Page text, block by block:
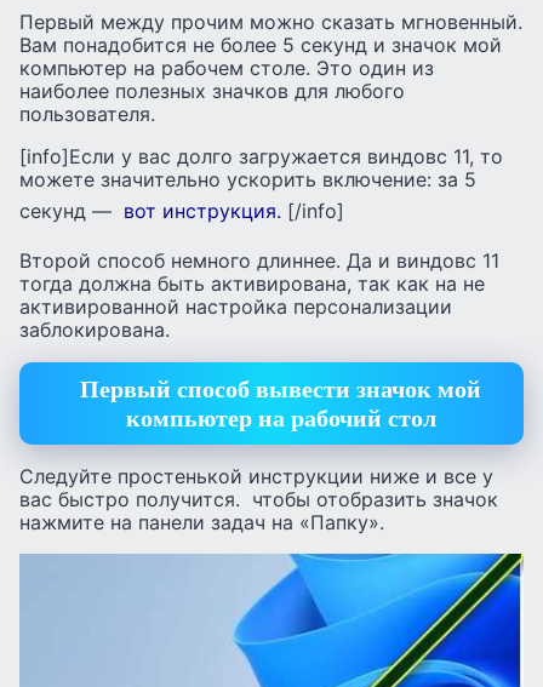
Первый между прочим можно сказать мгновенный.
Вам понадобится не более 5 секунд и значок мой
компьютер на рабочем столе. Это один из
наиболее полезных значков для любого
пользователя.
[info]Если у вас долго загружается виндовс 11, то
можете значительно ускорить включение: за 5
секунд — вот инструкция. [/info]
Второй способ немного длиннее. Да и виндовс 11
тогда должна быть активирована, так как на не
активированной настройка персонализации
заблокирована.
Первый способ вывести значок мой
компьютер на рабочий стол
Следуйте простенькой инструкции ниже и все у
вас быстро получится. чтобы отобразить значок
нажмите на панели задач на «Папку».